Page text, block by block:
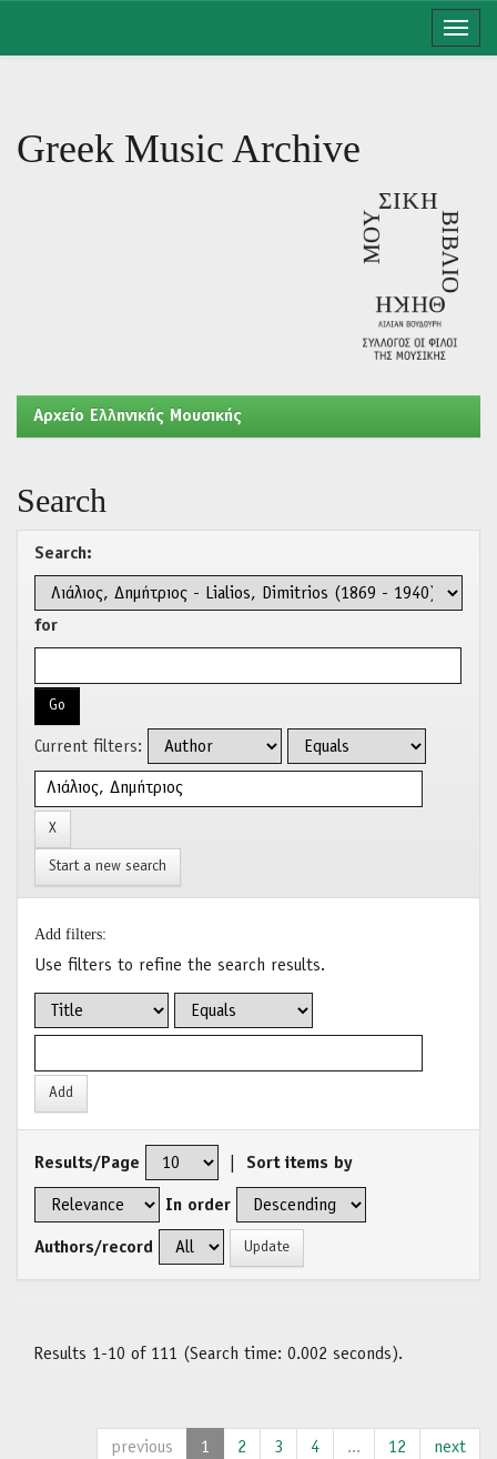
Greek Music Archive
Aρχείο Ελληνικής Μουσικής
Search
Search:
for
Current filters:
Start a new search
Add filters:
Use filters to refine the search results.
Results/Page Sort items by
In order
Authors/record
Results 1-10 of 111 (Search time: 0.002 seconds).
previous 1 2 3 4 ... 12 next